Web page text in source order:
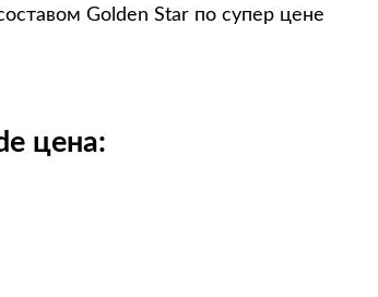
Golden Star по супер цене
цена: